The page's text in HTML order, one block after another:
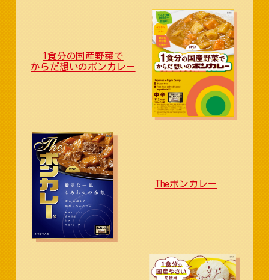
1食分の国産野菜で
からだ想いのボンカレー
Theボンカレー